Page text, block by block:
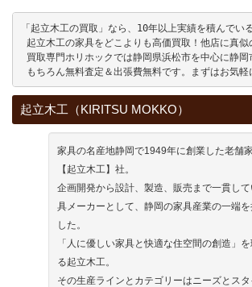
「起立木工の買取」なら、10年以上実績を積んで
起立木工の家具をどこよりも高価買取！他店に真
買取専門ホリホックでは静岡県浜松市を中心に静
もちろん無料査定＆出張費無料です。まずはお気
起立木工（KIRITSU MOKKO）
家具の名産地静岡で1949年に創業した老舗
【起立木工】社。
企画開発から設計、製造、販売まで一貫し
具メーカーとして、静岡の家具産業の一端を
した。
「人に優しい家具と快適な住空間の創造」
る起立木工。
その生産ラインとカテゴリーはニーズとス